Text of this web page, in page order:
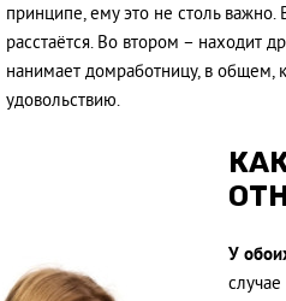
принципе, ему это не столь
расстаётся. Во втором – находит
нанимает домработницу, в общем,
удовольствию.
У